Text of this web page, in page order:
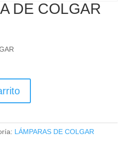
DE COLGAR
LÁMPARAS DE COLGAR